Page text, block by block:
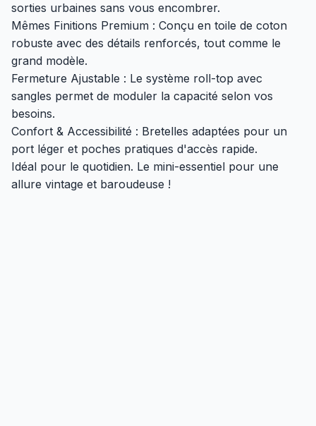
sorties urbaines sans vous encombrer.
Mêmes Finitions Premium : Conçu en toile de coton
robuste avec des détails renforcés, tout comme le
grand modèle.
Fermeture Ajustable : Le système roll-top avec
sangles permet de moduler la capacité selon vos
besoins.
Confort & Accessibilité : Bretelles adaptées pour un
port léger et poches pratiques d'accès rapide.
Idéal pour le quotidien. Le mini-essentiel pour une
allure vintage et baroudeuse !